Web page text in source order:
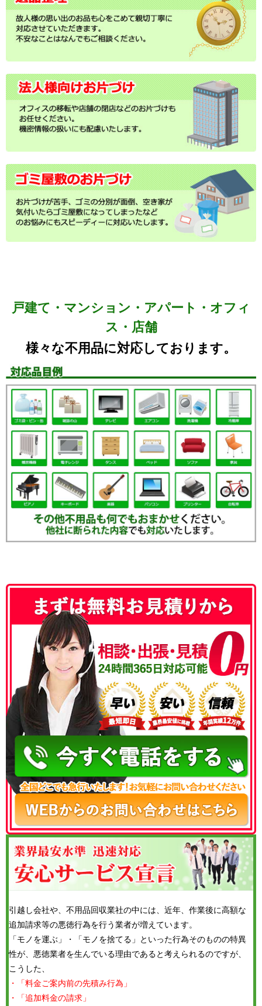
戸建て・マンション・アパート・オフィ
ス・店舗
様々な不用品に対応しております。
050-3186-4780
引越し会社や、不用品回収業社の中には、近年、作業後に高額な
追加請求等の悪徳行為を行う業者が増えています。
「モノを運ぶ」・「モノを捨てる」といった行為そのものの特異
性が、悪徳業者を生んでいる理由であると考えられるのですが、
こうした、
・「料金ご案内前の先積み行為」
・「追加料金の請求」